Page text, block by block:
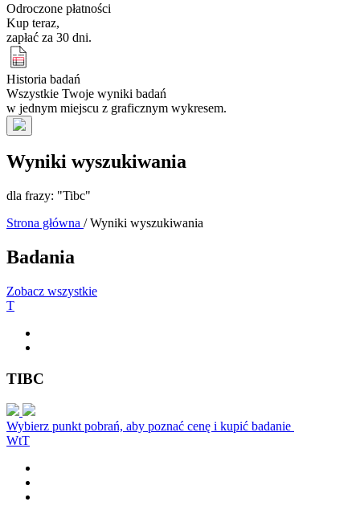
Odroczone płatności
Kup teraz,
zapłać za 30 dni.
Historia badań
Wszystkie Twoje wyniki badań
w jednym miejscu z graficznym wykresem.
Wyniki wyszukiwania
dla frazy: "Tibc"
Strona główna / Wyniki wyszukiwania
Badania
Zobacz wszystkie
T
TIBC
Wybierz punkt pobrań, aby poznać cenę i kupić badanie
WtT